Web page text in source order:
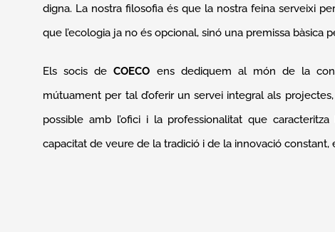
digna. La nostra filosofia és que la nostra feina serveixi
que l’ecologia ja no és opcional, sinó una premissa bàsica
Els socis de COECO ens dediquem al món de la
mútuament per tal d’oferir un servei integral als
possible amb l’ofici i la professionalitat que
capacitat de veure de la tradició i de la innovació constant,